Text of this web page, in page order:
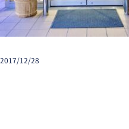
2017/12/28